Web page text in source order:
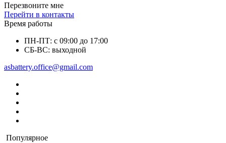
Перезвоните мне
Перейти в контакты
Время работы
ПН-ПТ: с 09:00 до 17:00
СБ-ВС: выходной
asbattery.office@gmail.com
Популярное